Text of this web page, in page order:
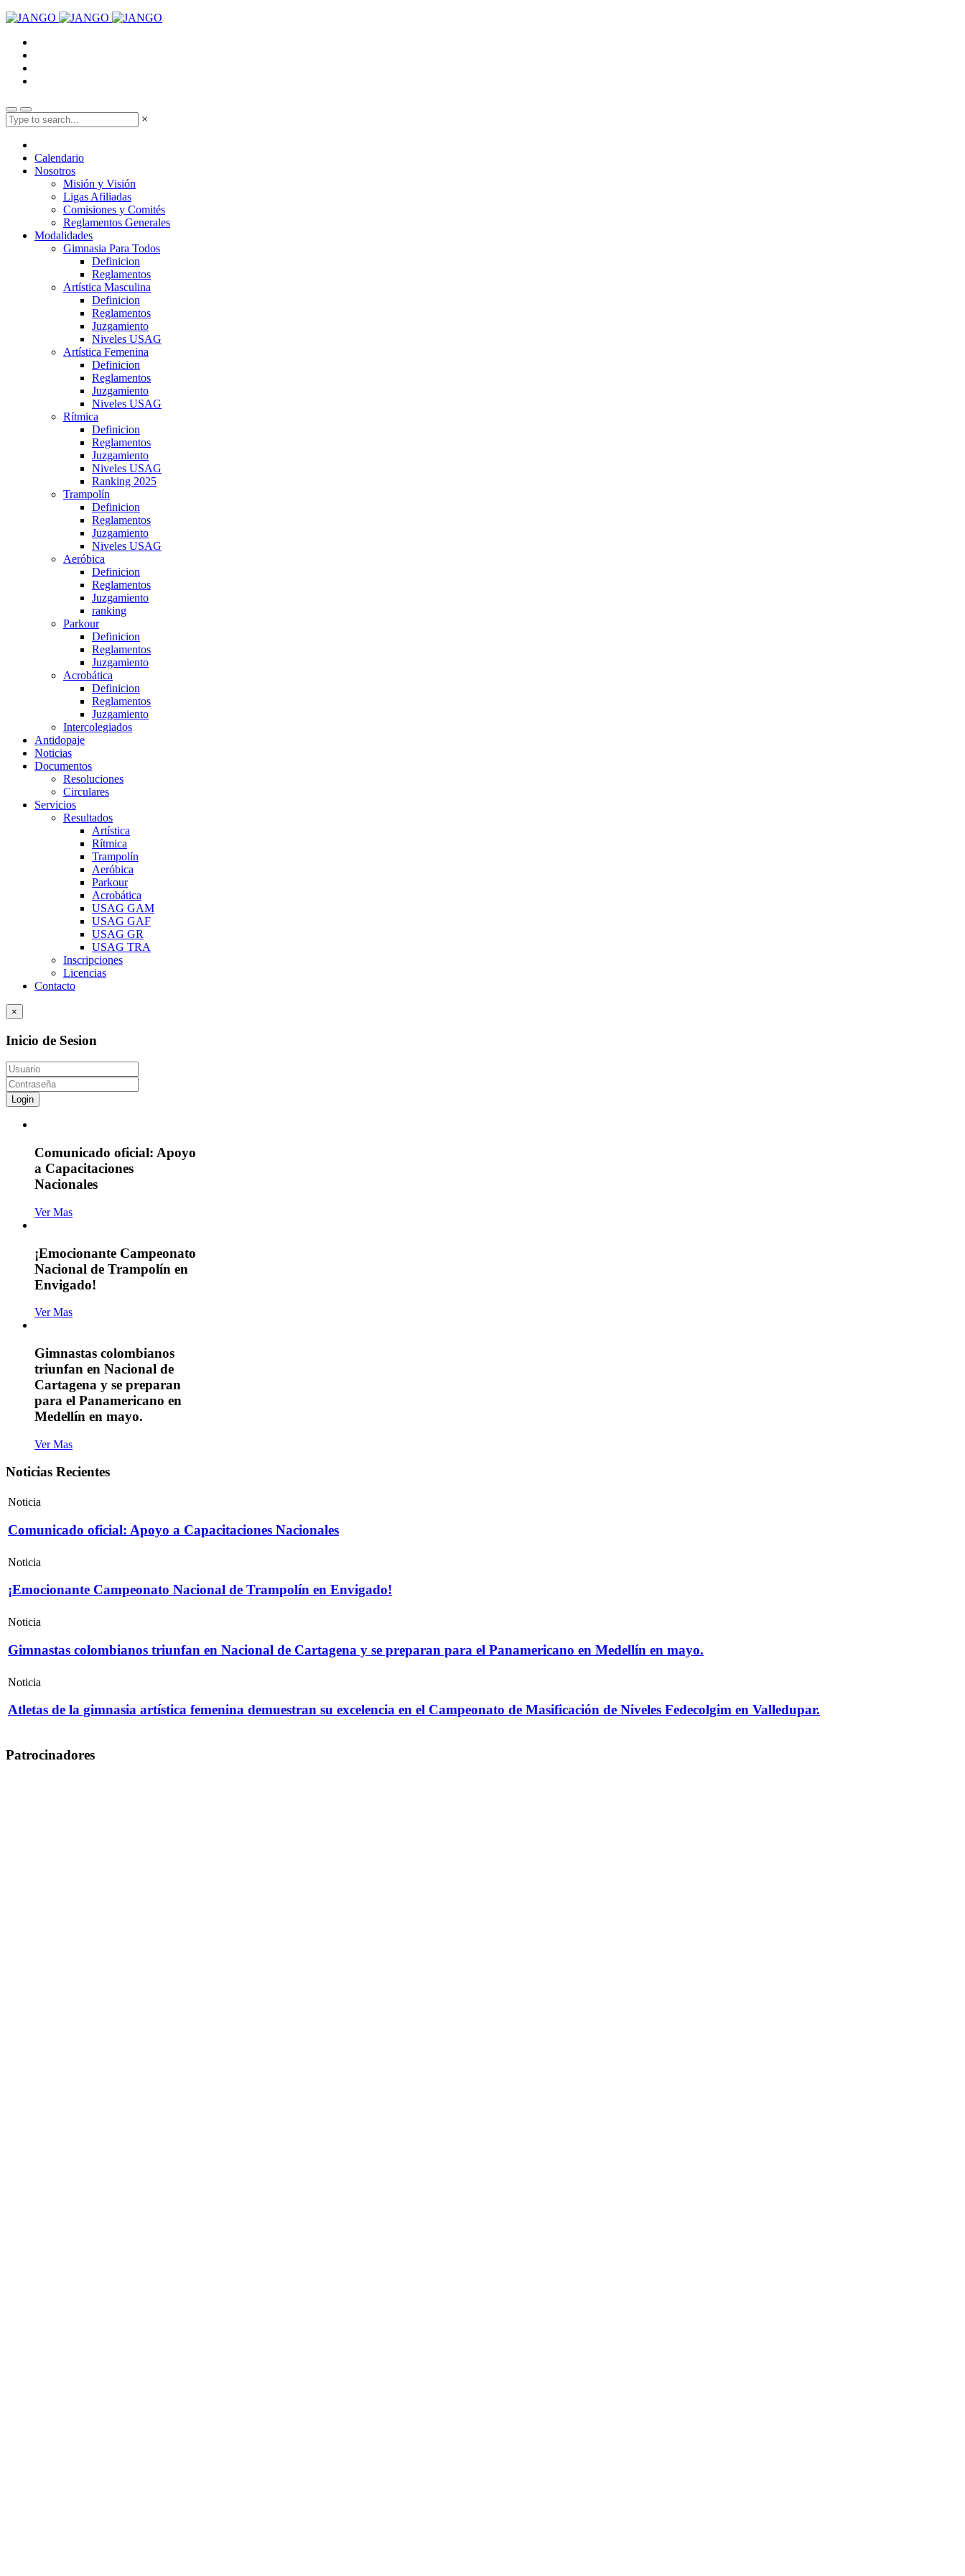
×
Calendario
Nosotros
Misión y Visión
Ligas Afiliadas
Comisiones y Comités
Reglamentos Generales
Modalidades
Gimnasia Para Todos
Definicion
Reglamentos
Artística Masculina
Definicion
Reglamentos
Juzgamiento
Niveles USAG
Artística Femenina
Definicion
Reglamentos
Juzgamiento
Niveles USAG
Rítmica
Definicion
Reglamentos
Juzgamiento
Niveles USAG
Ranking 2025
Trampolín
Definicion
Reglamentos
Juzgamiento
Niveles USAG
Aeróbica
Definicion
Reglamentos
Juzgamiento
ranking
Parkour
Definicion
Reglamentos
Juzgamiento
Acrobática
Definicion
Reglamentos
Juzgamiento
Intercolegiados
Antidopaje
Noticias
Documentos
Resoluciones
Circulares
Servicios
Resultados
Artística
Rítmica
Trampolín
Aeróbica
Parkour
Acrobática
USAG GAM
USAG GAF
USAG GR
USAG TRA
Inscripciones
Licencias
Contacto
×
Inicio de Sesion
Login
Comunicado oficial: Apoyo
a Capacitaciones
Nacionales
Ver Mas
¡Emocionante Campeonato
Nacional de Trampolín en
Envigado!
Ver Mas
Gimnastas colombianos
triunfan en Nacional de
Cartagena y se preparan
para el Panamericano en
Medellín en mayo.
Ver Mas
Noticias Recientes
Noticia
Comunicado oficial: Apoyo a Capacitaciones Nacionales
Noticia
¡Emocionante Campeonato Nacional de Trampolín en Envigado!
Noticia
Gimnastas colombianos triunfan en Nacional de Cartagena y se preparan para el Panamericano en Medellín en mayo.
Noticia
Atletas de la gimnasia artística femenina demuestran su excelencia en el Campeonato de Masificación de Niveles Fedecolgim en Valledupar.
Patrocinadores